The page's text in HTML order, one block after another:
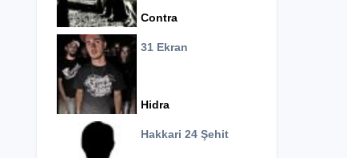
Contra
31 Ekran
Hidra
Hakkari 24 Şehit